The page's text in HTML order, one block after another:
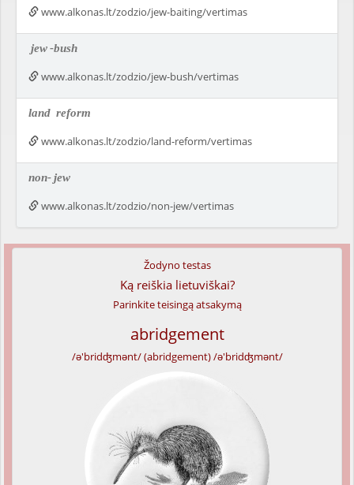
www.alkonas.lt/zodzio/jew-baiting/vertimas
jew-bush
www.alkonas.lt/zodzio/jew-bush/vertimas
land reform
www.alkonas.lt/zodzio/land-reform/vertimas
non-jew
www.alkonas.lt/zodzio/non-jew/vertimas
Žodyno testas
Ką reiškia lietuviškai?
Parinkite teisingą atsakymą
abridgement
/ə'bridʤmənt/ (abridgement) /ə'bridʤmənt/